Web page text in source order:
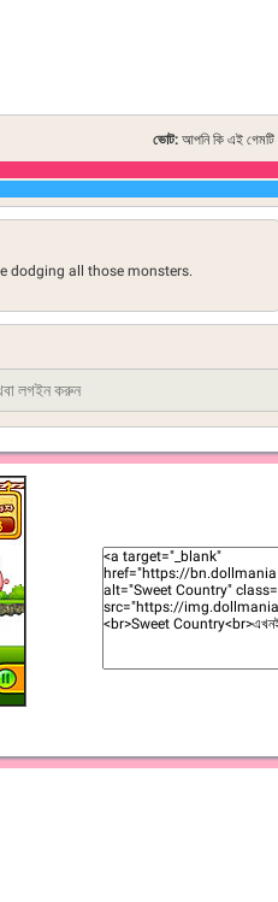
ভোট:আপনি কি এই গেমটি
dodging all those monsters.